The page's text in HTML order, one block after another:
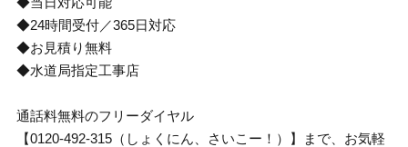
◆24時間受付／365日対応
◆お見積り無料
◆水道局指定工事店
通話料無料のフリーダイヤル
【0120-492-315（しょくにん、さいこー！）】まで、お気軽